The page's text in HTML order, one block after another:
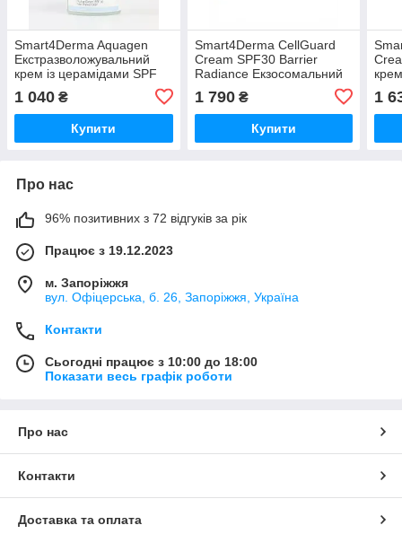
Smart4Derma Aquagen
Екстразволожувальний
крем із церамідами SPF
нормальної шкіри, 50 мл
1 040 ₴
Купити
Smart4Derma CellGuard
Cream SPF30 Barrier
Radiance Екзосомальний
NAD, 50 мл
1 790₴
Купити
1
Про нас
96% позитивних з 72 відгуків за рік
Працює з 19.12.2023
м. Запоріжжя
вул. Офіцерська, б. 26, Запоріжжя, Україна
Контакти
Сьогодні працює з 10:00 до 18:00
Показати весь графік роботи
Про нас
Контакти
Доставка та оплата